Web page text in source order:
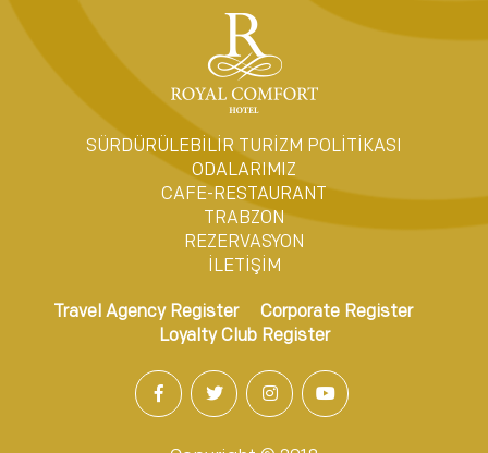
SÜRDÜRÜLEBİLİR TURİZM POLİTİKASI
ODALARIMIZ
CAFE-RESTAURANT
TRABZON
REZERVASYON
İLETİŞİM
Travel Agency Register
Corporate Register
Loyalty Club Register